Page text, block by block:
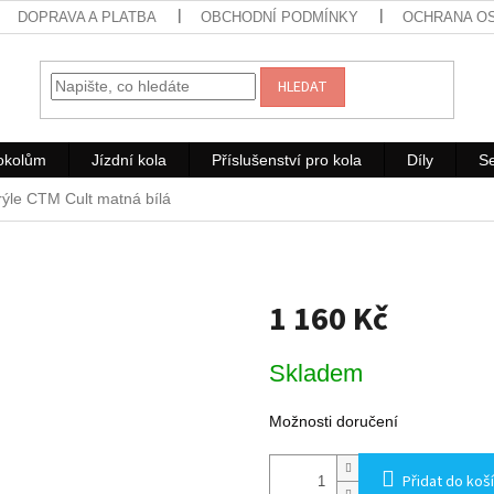
DOPRAVA A PLATBA OBCHODNÍ PODMÍNKY OCHRANA
HLEDAT
Jízdní kola Příslušenství pro kola Díly
CTM Cult matná bílá
1 160 Kč
cena:
Skladem
Možnosti doručení
Přidat do